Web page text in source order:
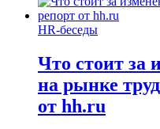
HR-беседы
Что стоит за
на рынке
от hh.ru